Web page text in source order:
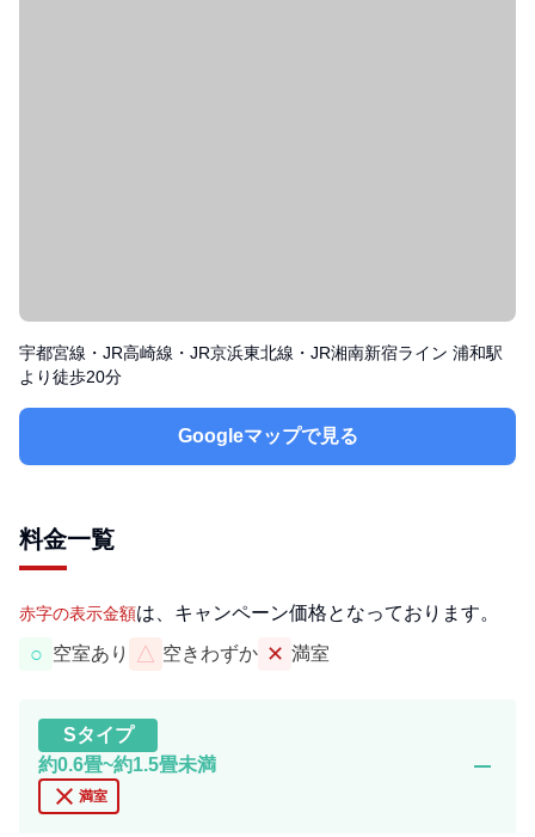
宇都宮線・JR高崎線・JR京浜東北線・JR湘南新宿ライン 浦和駅
より徒歩20分
Googleマップで見る
料金一覧
赤字の表示金額は、キャンペーン価格となっております。
○ 空室あり △ 空きわずか ✕ 満室
Sタイプ
約0.6畳~約1.5畳未満
close 満室
remove